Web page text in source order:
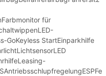
für
GoKeyless StartEinparkhilfe